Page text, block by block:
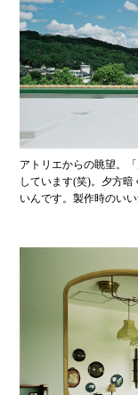
アトリエからの眺望。
しています(笑)。夕方
いんです。製作時のい